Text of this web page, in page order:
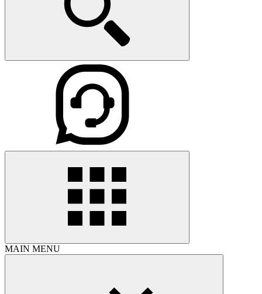
MAIN MENU